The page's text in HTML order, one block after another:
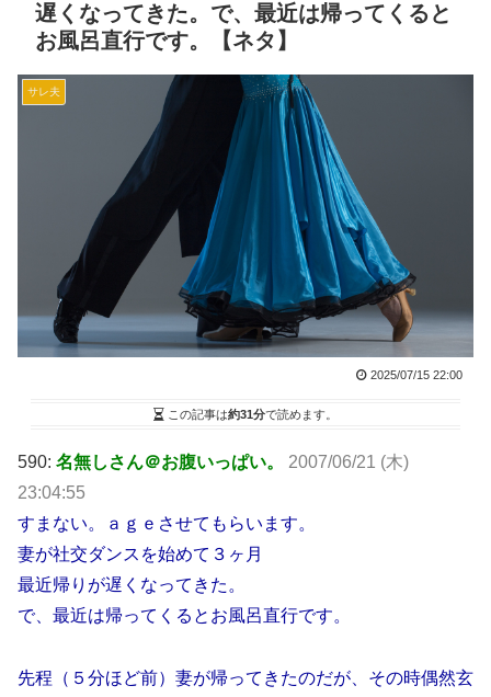
遅くなってきた。で、最近は帰ってくると
お風呂直行です。【ネタ】
サレ夫
2025/07/15 22:00
この記事は約31分で読めます。
590: 名無しさん＠お腹いっぱい。 2007/06/21 (木)
23:04:55
すまない。ａｇｅさせてもらいます。
妻が社交ダンスを始めて３ヶ月
最近帰りが遅くなってきた。
で、最近は帰ってくるとお風呂直行です。
先程（５分ほど前）妻が帰ってきたのだが、その時偶然玄